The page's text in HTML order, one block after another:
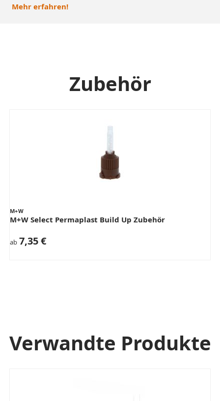
Mehr erfahren!
Zubehör
M+W
M+W Select Permaplast Build Up Zubehör
ab 7,35 €
Verwandte Produkte